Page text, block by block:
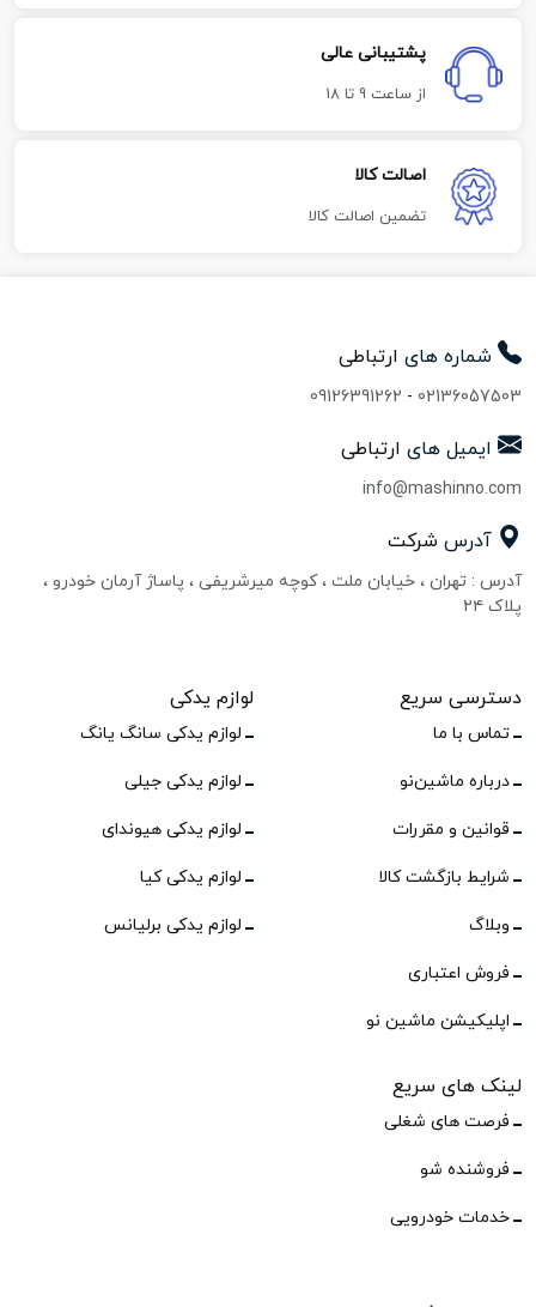
پشتیبانی عالی
از ساعت 9 تا 18
اصالت کالا
تضمین اصالت کالا
شماره های ارتباطی
02136057503
-
09126391262
ایمیل های ارتباطی
info@mashinno.com
آدرس شرکت
آدرس : تهران ، خیابان ملت ، کوچه میرشریفی ، پاساژ آرمان خودرو ،
پلاک ۲۴
دسترسی سریع
تماس با ما
درباره ماشین‌نو
قوانین و مقررات
شرایط بازگشت کالا
وبلاگ
فروش اعتباری
اپلیکیشن ماشین نو
لوازم یدکی
لوازم یدکی سانگ یانگ
لوازم یدکی جیلی
لوازم یدکی هیوندای
لوازم یدکی کیا
لوازم یدکی برلیانس
لینک های سریع
فرصت های شغلی
فروشنده شو
خدمات خودرویی